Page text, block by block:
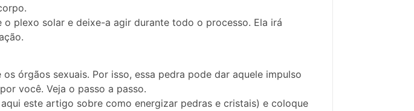
plexo solar e deixe-a agir durante todo o processo. Ela irá
órgãos sexuais. Por isso, essa pedra pode dar aquele impulso
você. Veja o passo a passo.
este artigo sobre como energizar pedras e cristais) e coloque